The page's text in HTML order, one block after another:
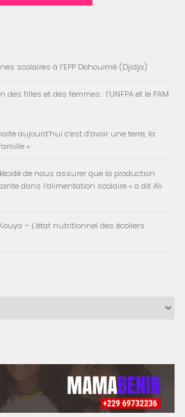
scolaires à l’EPP Dohouimè (Djidja)
filles et des femmes : l’UNFPA et le PAM
aujourd’hui c’est d’avoir une terre, la
»
de nous assurer que la production
dans l’alimentation scolaire » a dit Ali
– L’état nutritionnel des écoliers